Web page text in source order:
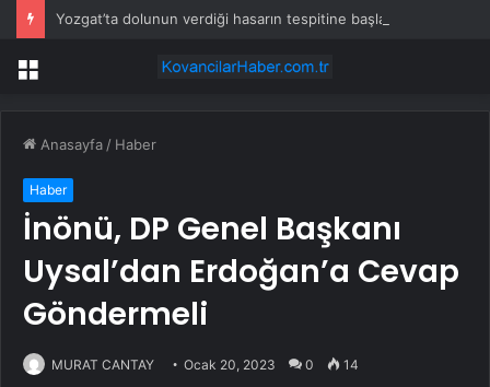
Yozgat’ta dolunun verdiği hasarın tespitine başlandı
Menü
Anasayfa / Haber
Haber
İnönü, DP Genel Başkanı
Uysal’dan Erdoğan’a Cevap
Göndermeli
MURAT CANTAY Ocak 20, 2023 0 14